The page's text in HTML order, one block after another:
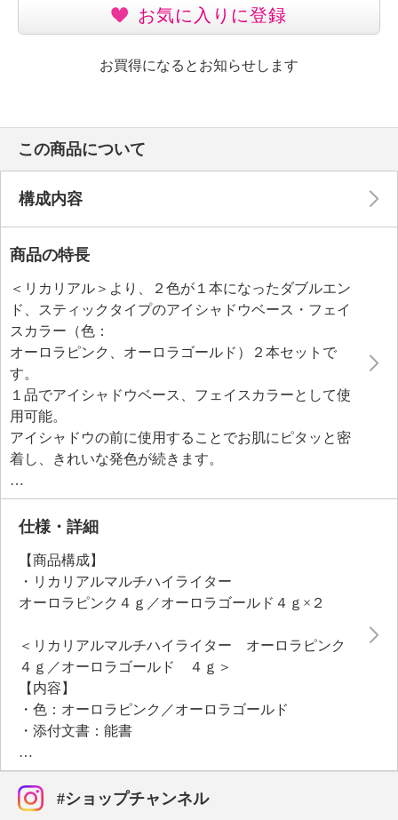
お気に入りに登録
お買得になるとお知らせします
この商品について
構成内容
商品の特長
＜リカリアル＞より、２色が１本になったダブルエン
ド、スティックタイプのアイシャドウベース・フェイ
スカラー（色：
オーロラピンク、オーロラゴールド）２本セットで
す。
１品でアイシャドウベース、フェイスカラーとして使
用可能。
アイシャドウの前に使用することでお肌にピタッと密
着し、きれいな発色が続きます。
ストロボパールパウダー（合成フルオロフロゴパイ
ト、酸化チタン、酸化鉄、酸化スズ）を配合、メイク
アップ効果で上品な光沢感、透明感のある美しいパー
仕様・詳細
【商品構成】
・リカリアルマルチハイライター
オーロラピンク４ｇ／オーロラゴールド４ｇ×２
＜リカリアルマルチハイライター オーロラピンク
４ｇ／オーロラゴールド ４ｇ＞
【内容】
・色：オーロラピンク／オーロラゴールド
・添付文書：能書
【原産国（地）】
・中国製
#ショップチャンネル